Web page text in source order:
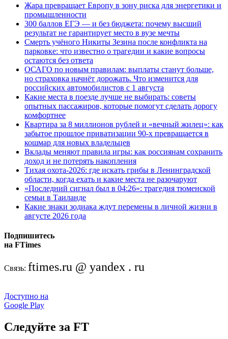
Жара превращает Европу в зону риска для энергетики и
промышленности
300 баллов ЕГЭ — и без бюджета: почему высший
результат не гарантирует место в вузе мечты
Смерть учёного Никиты Зезина после конфликта на
парковке: что известно о трагедии и какие вопросы
остаются без ответа
ОСАГО по новым правилам: выплаты станут больше,
но страховка начнёт дорожать. Что изменится для
российских автомобилистов с 1 августа
Какие места в поезде лучше не выбирать: советы
опытных пассажиров, которые помогут сделать дорогу
комфортнее
Квартира за 8 миллионов рублей и «вечный жилец»: как
забытое прошлое приватизации 90-х превращается в
кошмар для новых владельцев
Вклады меняют правила игры: как россиянам сохранить
доход и не потерять накопления
Тихая охота-2026: где искать грибы в Ленинградской
области, когда ехать и какие места не разочаруют
«Последний сигнал был в 04:26»: трагедия тюменской
семьи в Таиланде
Какие знаки зодиака ждут перемены в личной жизни в
августе 2026 года
Подпишитесь
на FTimes
Связь: ftimes.ru @ yandex . ru
Доступно на
Google Play
Следуйте за FT